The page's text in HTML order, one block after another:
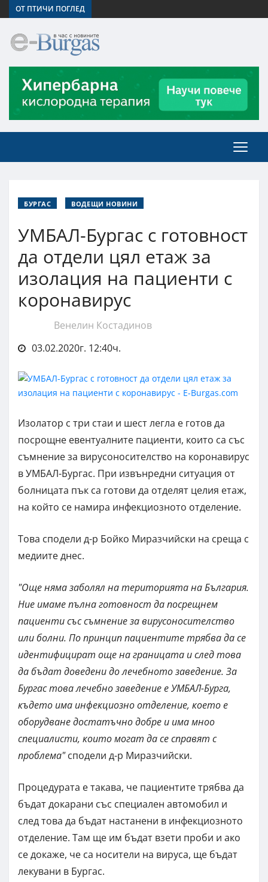
ОТ ПТИЧИ ПОГЛЕД
БУРГАС ВОДЕЩИ НОВИНИ
УМБАЛ-Бургас с готовност
да отдели цял етаж за
изолация на пациенти с
коронавирус
Венелин Костадинов
03.02.2020г. 12:40ч.
Изолатор с три стаи и шест легла е готов да
посрощне евентуалните пациенти, които са със
съмнение за вирусоносителство на коронавирус
в УМБАЛ-Бургас. При извънредни ситуация от
болницата пък са готови да отделят целия етаж,
на който се намира инфекциозното отделение.
Това сподели д-р Бойко Миразчийски на среща с
медиите днес.
"Още няма заболял на територията на България.
Ние имаме пълна готовност да посрещнем
пациенти със съмнение за вирусоносителство
или болни. По принцип пациентите трябва да се
идентифицират още на границата и след това
да бъдат доведени до лечебното заведение. За
Бургас това лечебно заведение е УМБАЛ-Бурга,
където има инфекциозно отделение, което е
оборудване достатъчно добре и има мноо
специалисти, които могат да се справят с
проблема"сподели д-р Миразчийски.
Процедурата е такава, че пациентите трябва да
бъдат докарани със специален автомобил и
след това да бъдат настанени в инфекциозното
отделение. Там ще им бъдат взети проби и ако
се докаже, че са носители на вируса, ще бъдат
лекувани в Бургас.